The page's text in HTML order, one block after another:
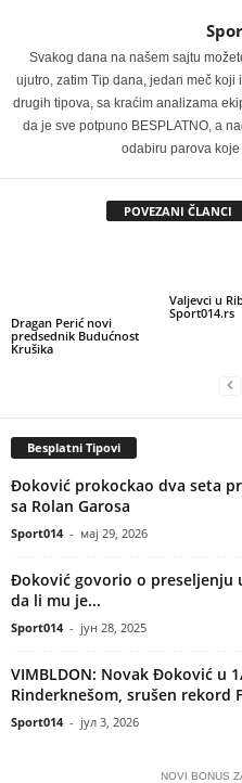
Svakog dana na našem sajtu
ujutro, zatim Tip dana, jedan meč
drugih tipova, sa kraćim analizama
da je sve potpuno BESPLATNO, a
odabiru parova koje
POVEZANI ČLANCI
Dragan Perić novi
predsednik Budućnost
Krušika
Valjevci u
Sport014.rs
Besplatni Tipovi
Đoković prokockao dva seta
sa Rolan Garosa
Sport014 - мај 29, 2026
Đoković govorio o preseljenju
da li mu je...
Sport014 - јун 28, 2025
VIMBLDON: Novak Đoković u
Rinderknešom, srušen rekord
Sport014 - јул 3, 2026
NOVI BONUS